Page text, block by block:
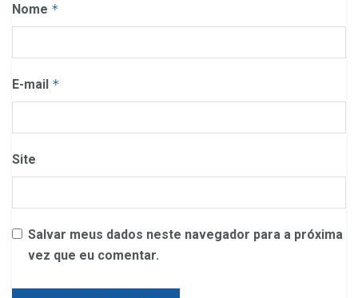
Nome *
E-mail *
Site
Salvar meus dados neste navegador para a próxima
vez que eu comentar.